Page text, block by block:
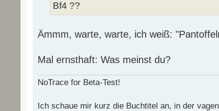
Bf4 ??
Ämmm, warte, warte, ich weiß:
Mal ernsthaft: Was meinst du?
NoTrace for Beta-Test!
Ich schaue mir kurz die Buchtitel an, in der